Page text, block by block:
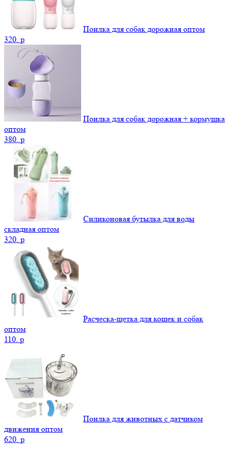
Поилка для собак дорожная оптом
320. p
Поилка для собак дорожная + кормушка
оптом
380. p
Силиконовая бутылка для воды
складная оптом
320. p
Расческа-щетка для кошек и собак
оптом
110. p
Поилка для животных с датчиком
движения оптом
620. p